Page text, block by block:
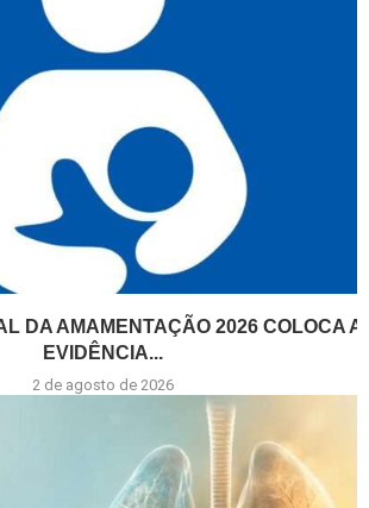
DA AMAMENTAÇÃO 2026 COLOCA A
EVIDÊNCIA...
2 de agosto de 2026